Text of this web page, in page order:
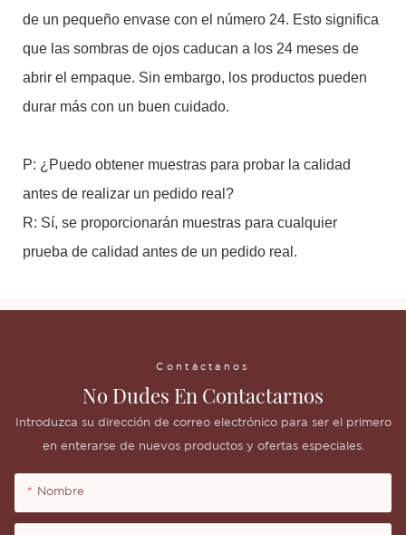
de un pequeño envase con el número 24. Esto significa
que las sombras de ojos caducan a los 24 meses de
abrir el empaque. Sin embargo, los productos pueden
durar más con un buen cuidado.
P: ¿Puedo obtener muestras para probar la calidad
antes de realizar un pedido real?
R: Sí, se proporcionarán muestras para cualquier
prueba de calidad antes de un pedido real.
Contáctanos
No Dudes En Contactarnos
Introduzca su dirección de correo electrónico para ser el primero
en enterarse de nuevos productos y ofertas especiales.
Nombre